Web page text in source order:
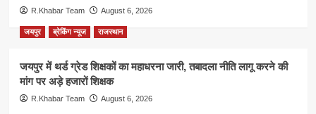
R.Khabar Team August 6, 2026
जयपुर ब्रेकिंग न्यूज राजस्थान
जयपुर में थर्ड ग्रेड शिक्षकों का महाधरना जारी, तबादला नीति लागू करने की
मांग पर अड़े हजारों शिक्षक
R.Khabar Team August 6, 2026